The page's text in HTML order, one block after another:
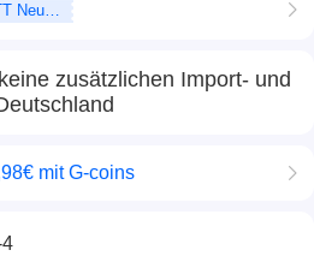
2% RABATT Neukunden
zusätzlichen Import- und
mit G-coins